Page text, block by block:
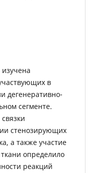
в
дегенеративно-
сегменте.
стенозирующих
а также участие
определило
реакций